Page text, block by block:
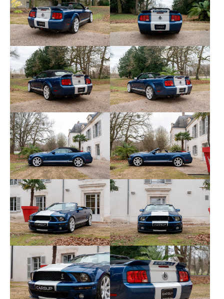
Sièges électriques
Ligne inox magnaflow
Combinés filetés KW
Admission dynamique et gros papillons
Shelby Kit Boa